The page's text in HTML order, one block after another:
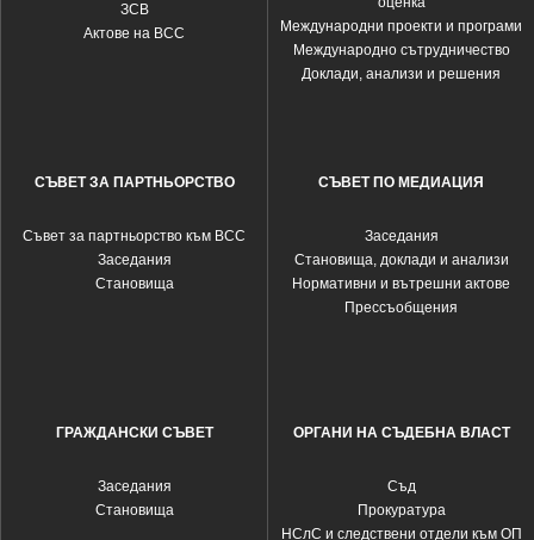
ЗСВ
Актове на ВСС
Международни проекти и програми
Международно сътрудничество
Доклади, анализи и решения
СЪВЕТ ЗА ПАРТНЬОРСТВО
Съвет за партньорство към ВСС
Заседания
Становища
СЪВЕТ ПО МЕДИАЦИЯ
Заседания
Становища, доклади и анализи
Нормативни и вътрешни актове
Прессъобщения
ГРАЖДАНСКИ СЪВЕТ
Заседания
Становища
ОРГАНИ НА СЪДЕБНА ВЛАСТ
Съд
Прокуратура
НСлС и следствени отдели към ОП